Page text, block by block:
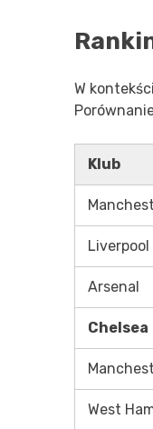
W
Klub
Liverpool
Arsenal
Chelsea
West